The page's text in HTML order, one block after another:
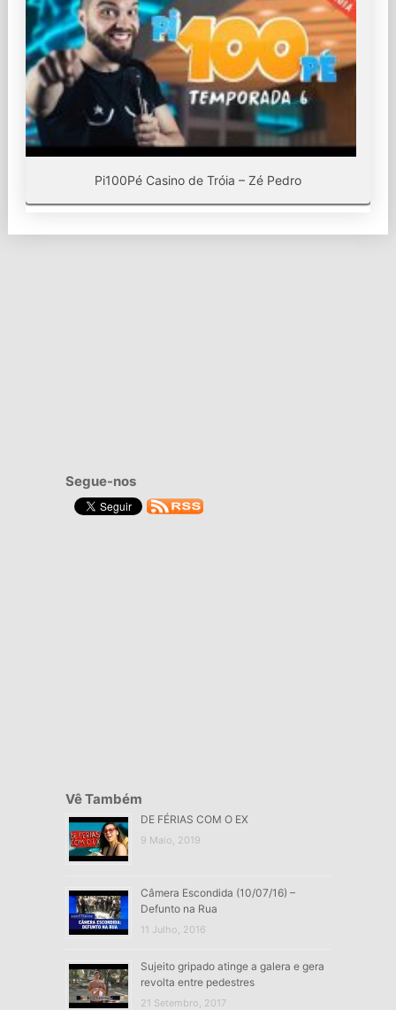
Pi100Pé Casino de Tróia – Zé Pedro
Segue-nos
Vê Também
DE FÉRIAS COM O EX
9 Maio, 2019
Câmera Escondida (10/07/16) –
Defunto na Rua
11 Julho, 2016
Sujeito gripado atinge a galera e gera
revolta entre pedestres
21 Setembro, 2017